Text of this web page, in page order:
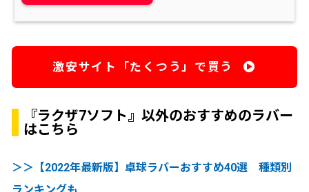
激安サイト「たくつう」で買う
『ラクザ7ソフト』以外のおすすめのラバー
はこちら
＞＞【2022年最新版】卓球ラバーおすすめ40選 種類別